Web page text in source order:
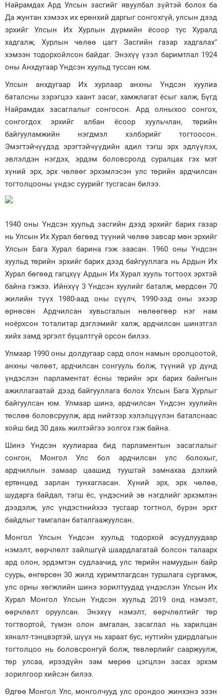
Найрамдах Ард Улсын засгийг явуулбал зүйтэй болох ба
Да жунтан хэмээх их ерөнхий даргыг сонгохгүй, улсын дээд
эрхийг Улсын Их Хурлын дүрмийн ёсоор тус Хуралд
хадгалж, Хурлын чөлөө цагт Засгийн газар хадгалах“
хэмээн тодорхойлсон байдаг. Энэхүү үзэл баримтлал 1924
оны Анхдугаар Үндсэн хуульд туссан юм.
Улсын анхдугаар Их хурлаар анхны Үндсэн хуулиа
баталсны зэрэгцээ хаант засаг, хамжлагат ёсыг халж, Бүгд
Найрамдах засаглалыг сонгосон. Ард олныхоо сонгох,
сонгогдох эрхийг албан ёсоор хуульчлан, төрийн
байгууламжийн нэгдмэл хэлбэрийг тогтоосон.
Эмэгтэйчүүдэд эрэгтэйчүүдийн адил тэгш эрх эдлүүлэх,
эвлэлдэн нэгдэх, эрдэм боловсролд суралцах гэх мэт
хүний эрх, эрх чөлөөг эрхэмлэсэн улс төрийн ардчилсан
тогтолцооны үндэс суурийг тусгасан билээ.
1940 оны Үндсэн хуульд засгийн дээд эрхийг барих газар
нь Улсын Их Хурал бөгөөд түүний чөлөө завсар мөн эрхийг
Улсын Бага Хурал барина гэж заасан. 1960 оны Үндсэн
хуульд төрийн эрхийг барих дээд байгууллага нь Ардын Их
Хурал бөгөөд гагцхүү Ардын Их Хурал хууль тогтоох эрхтэй
байна гэжээ. Ийнхүү 3 Үндсэн хуулийг баталж, мөрдсөн 70
жилийн түүх 1980-аад оны сүүлч, 1990-ээд оны эхээр
өрнөсөн Ардчилсан хувьсгалын нөлөөгөөр нэг нам
ноёрхсон тоталитар дэглэмийг халж, ардчилсан шинэтгэл
хийх замд эргэлт буцалтгүй орсон билээ.
Улмаар 1990 оны долдугаар сард олон намын оролцоотой,
анхны чөлөөт, ардчилсан сонгууль болж, түүний үр дүнд
үндэслэн парламентат ёсны төрийн эрх барих байнгын
ажиллагаатай дээд байгууллага болох Улсын Бага Хурлыг
байгуулсан юм. Улмаар шинэ, ардчилсан Үндсэн хуулийн
төслөө боловсруулж, ард нийтээр хэлэлцүүлэн баталснаас
хойш бид 30 дахь жилтэйгээ золгох гэж байна.
Шинэ Үндсэн хуулиараа бид парламентын засаглалыг
сонгон, Монгол Улс бол ардчилсан улс болохыг,
ардчиллын замаар цаашид тууштай замнахаа дэлхий
ертөнцөд зарлан тунхагласан. Хүний эрх, эрх чөлөө,
шударга байдал, тэгш ёс, үндэсний эв нэгдлийг эрхэмлэн
дээдэлж, улс үндэстнийхээ тусгаар тогтнол, бүрэн эрхт
байдлыг тамгалан баталгаажуулсан.
Монгол Улсын Үндсэн хуульд тодорхой асуудлуудаар
нэмэлт, өөрчлөлт зайлшгүй шаардлагатай болсон талаарх
ард олон, эрдэмтэн судлаачид, улс төрийн намуудын байр
суурь, өнгөрсөн 30 жилд хуримтлагдсан туршлага сургамж,
улс орны хөгжлийн шинэ зорилтуудад үндэслэн Улсын Их
Хурал Монгол Улсын Үндсэн хуульд 2019 онд нэмэлт,
өөрчлөлт оруулсан. Энэхүү нэмэлт, өөрчлөлтийг төр
тогтвортой, түмэн олон амгалан, засаглал нь харилцан
хяналт-тэнцвэртэй, шүүх нь хараат бус, нутгийн удирдлагын
тогтолцоо нь боловсронгуй болж, төвлөрлийг сааржуулж,
төр улсаа, ирээдүйн зам мөрөө цэгцлэн засах эрхэм
зорилгоор хийсэн билээ.
Өдгөө Монгол Улс, монголчууд улс орондоо жинхэнэ эзэн